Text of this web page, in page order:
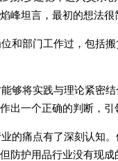
峰坦言，最初的想法很
和部门工作过，包括
够将实践与理论紧密
出一个正确的判断，引
的痛点有了深刻认知
防护用品行业没有现